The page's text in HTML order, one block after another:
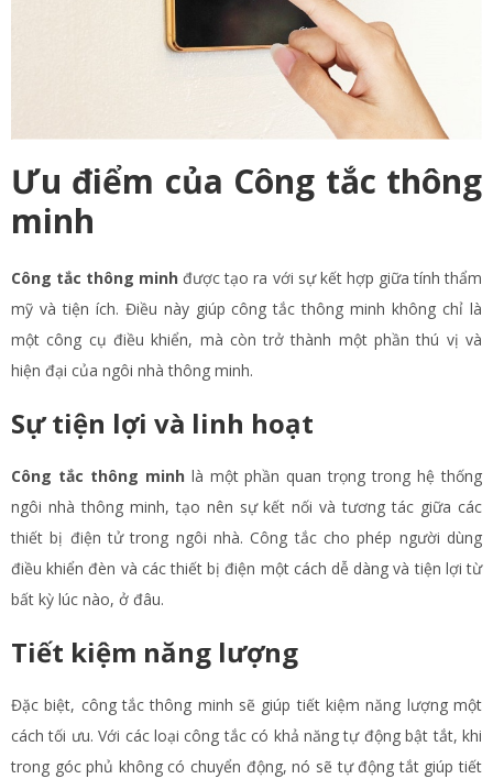
Ưu điểm của Công tắc thông
minh
Công tắc thông minh được tạo ra với sự kết hợp giữa tính thẩm
mỹ và tiện ích. Điều này giúp công tắc thông minh không chỉ là
một công cụ điều khiển, mà còn trở thành một phần thú vị và
hiện đại của ngôi nhà thông minh.
Sự tiện lợi và linh hoạt
Công tắc thông minh là một phần quan trọng trong hệ thống
ngôi nhà thông minh, tạo nên sự kết nối và tương tác giữa các
thiết bị điện tử trong ngôi nhà. Công tắc cho phép người dùng
điều khiển đèn và các thiết bị điện một cách dễ dàng và tiện lợi từ
bất kỳ lúc nào, ở đâu.
Tiết kiệm năng lượng
Đặc biệt, công tắc thông minh sẽ giúp tiết kiệm năng lượng một
cách tối ưu. Với các loại công tắc có khả năng tự động bật tắt, khi
trong góc phủ không có chuyển động, nó sẽ tự động tắt giúp tiết